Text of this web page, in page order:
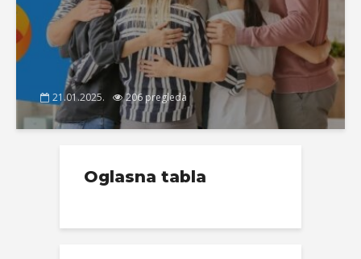
21.01.2025. 206 pregleda
Oglasna tabla